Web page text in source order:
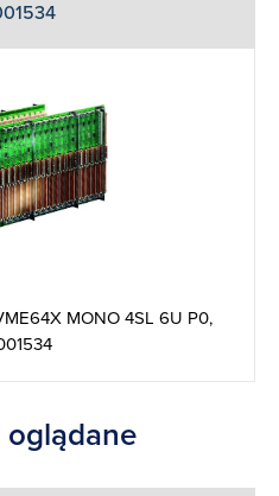
MONO 4SL 6U P0,
oglądane